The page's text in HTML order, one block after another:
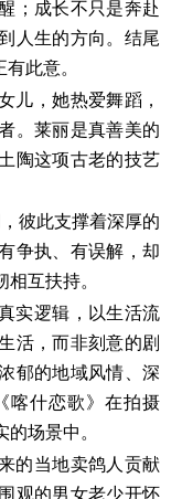
；成长不只是奔赴
人生的方向。结尾
此意。
儿，她热爱舞蹈，
。莱丽是真善美的
陶这项古老的技艺
彼此支撑着深厚的
争执、有误解，却
互扶持。
实逻辑，以生活流
活，而非刻意的剧
郁的地域风情、深
喀什恋歌》在拍摄
场景中。
的当地卖鸽人贡献
观的男女老少开怀